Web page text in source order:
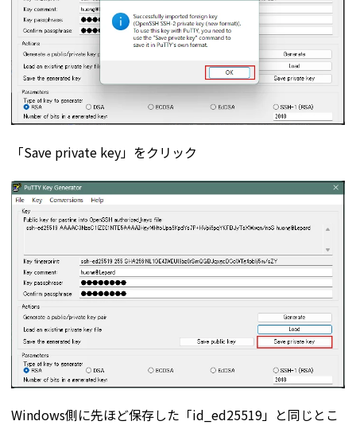
「Save private key」をクリック
Windows側に先ほど保存した「id_ed25519」と同じとこ